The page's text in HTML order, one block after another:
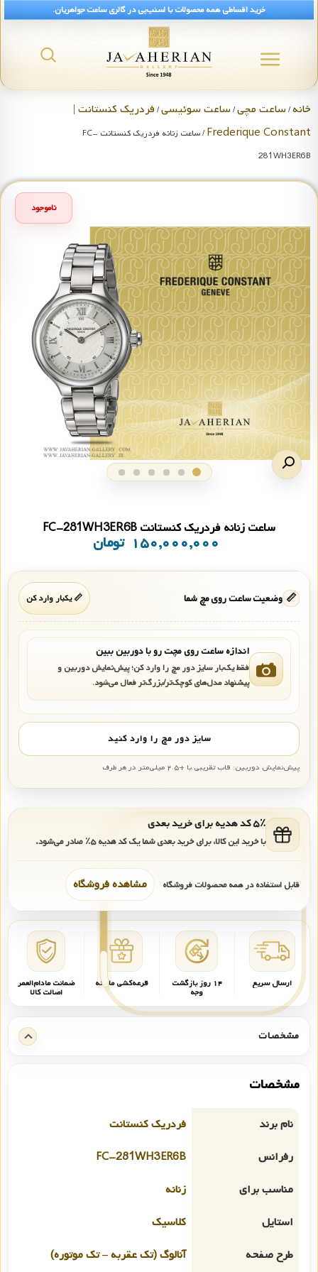
خرید اقساطی همه محصولات با اسنپ‌پی در گالری ساعت جواهریان.
خانه/ساعت مچی/ساعت سوئیسی/فردریک کنستانت |
Frederique Constant
/ ساعت زنانه فردریک کنستانت FC-
281WH3ER6B
ناموجود
ساعت زنانه فردریک کنستانت FC-281WH3ER6B
۱۵۰,۰۰۰,۰۰۰ تومان
📏 وضعیت ساعت روی مچ شما 📏 یکبار وارد کن
اندازه ساعت روی مچت رو با دوربین ببین
فقط یک‌بار سایز دور مچ را وارد کن؛ پیش‌نمایش دوربین و
پیشنهاد مدل‌های کوچک‌تر/بزرگ‌تر فعال می‌شود.
سایز دور مچ را وارد کنید
پیش‌نمایش دوربین: قاب تقریبی با +۲.۵ میلی‌متر در هر طرف
۵٪ کد هدیه برای خرید بعدی
با خرید این کالا، برای خرید بعدی شما یک کد هدیه۵٪ صادر می‌شود.
قابل استفاده در همه محصولات فروشگاه مشاهده فروشگاه
ارسال سریع ۱۴ روز بازگشت
وجه
قرعه‌کشی ماهانه ضمانت مادام‌العمر
اصالت کالا
مشخصات
مشخصات
نام برند
فردریک کنستانت
رفرانس
FC-281WH3ER6B
مناسب برای
زنانه
استایل
کلاسیک
طرح صفحه
آنالوگ (تک عقربه – تک موتوره)